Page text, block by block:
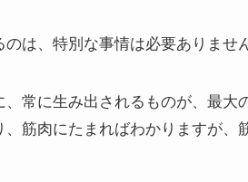
は、特別な事情は必要ありませ
常に生み出されるものが、最大
筋肉にたまればわかりますが、